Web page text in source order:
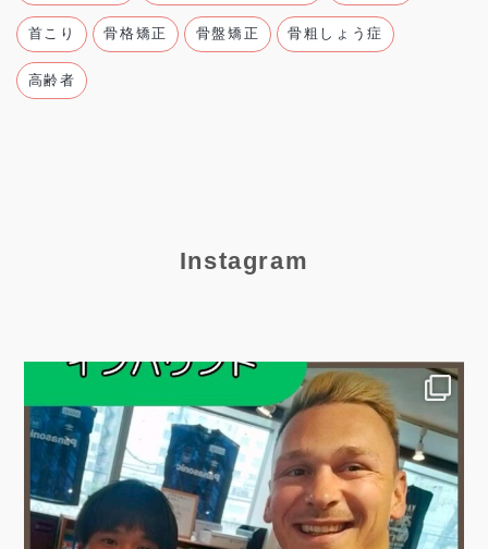
首こり 骨格矯正 骨盤矯正 骨粗しょう症
高齢者
Instagram